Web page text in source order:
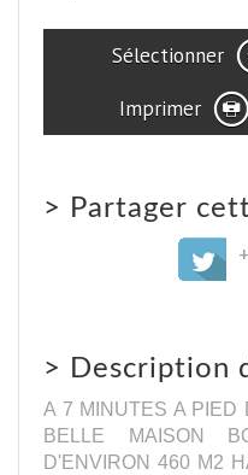
Sélectionner
Imprimer
> Partager
> Description
A 7 MINUTES A PIED
BELLE MAISON
D'ENVIRON 460 M2